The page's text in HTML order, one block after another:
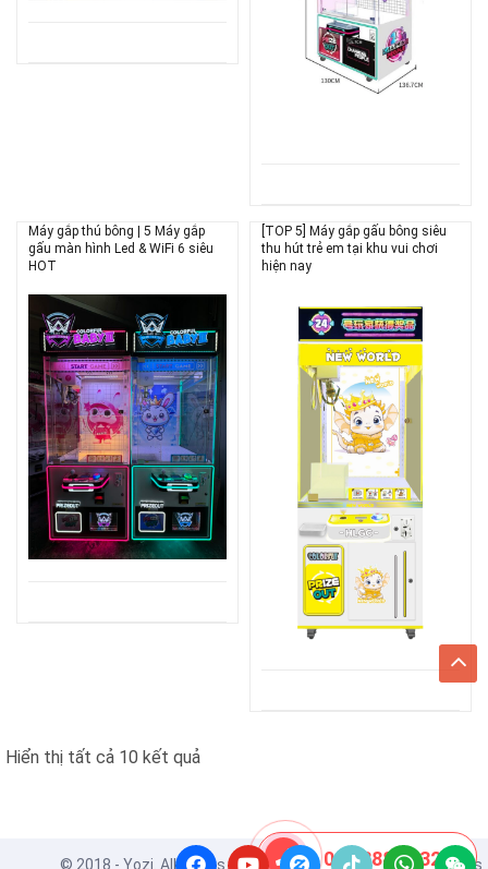
Máy gắp thú bông | 5 Máy gắp
gấu màn hình Led & WiFi 6 siêu
HOT
[TOP 5] Máy gắp gấu bông siêu
thu hút trẻ em tại khu vui chơi
hiện nay
Hiển thị tất cả 10 kết quảĐã
theo
© 2018 - Yozi. All Rights Reserved. Powered by ApusThemes
08 8888 0532